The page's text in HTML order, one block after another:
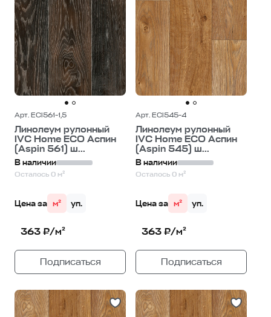
Арт. ECI561-1,5
Линолеум рулонный
IVC Home ECO Аспин
(Aspin 561) ш...
В наличии
Осталось 0 м²
Цена за м² уп.
363 ₽/м²
Подписаться
Арт. ECI545-4
Линолеум рулонный
IVC Home ECO Аспин
(Aspin 545) ш...
В наличии
Осталось 0 м²
Цена за м² уп.
363 ₽/м²
Подписаться